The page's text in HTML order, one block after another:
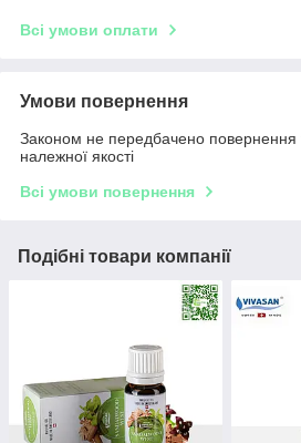
Всі умови оплати
Умови повернення
Законом не передбачено повернення
належної якості
Всі умови повернення
Подібні товари компанії